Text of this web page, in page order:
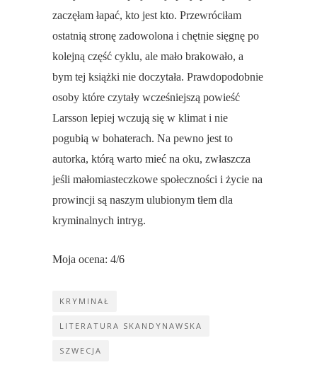
zaczęłam łapać, kto jest kto. Przewróciłam
ostatnią stronę zadowolona i chętnie sięgnę po
kolejną część cyklu, ale mało brakowało, a
bym tej książki nie doczytała. Prawdopodobnie
osoby które czytały wcześniejszą powieść
Larsson lepiej wczują się w klimat i nie
pogubią w bohaterach. Na pewno jest to
autorka, którą warto mieć na oku, zwłaszcza
jeśli małomiasteczkowe społeczności i życie na
prowincji są naszym ulubionym tłem dla
kryminalnych intryg.
Moja ocena: 4/6
KRYMINAŁ
LITERATURA SKANDYNAWSKA
SZWECJA